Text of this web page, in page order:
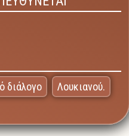
διάλογο Λουκιανού.